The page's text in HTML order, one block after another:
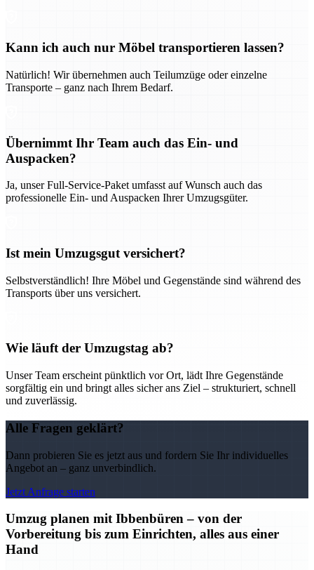
Kann ich auch nur Möbel transportieren lassen?
Natürlich! Wir übernehmen auch Teilumzüge oder einzelne
Transporte – ganz nach Ihrem Bedarf.
Übernimmt Ihr Team auch das Ein- und
Auspacken?
Ja, unser Full-Service-Paket umfasst auf Wunsch auch das
professionelle Ein- und Auspacken Ihrer Umzugsgüter.
Ist mein Umzugsgut versichert?
Selbstverständlich! Ihre Möbel und Gegenstände sind während des
Transports über uns versichert.
Wie läuft der Umzugstag ab?
Unser Team erscheint pünktlich vor Ort, lädt Ihre Gegenstände
sorgfältig ein und bringt alles sicher ans Ziel – strukturiert, schnell
und zuverlässig.
Alle Fragen geklärt?
Dann probieren Sie es jetzt aus und fordern Sie Ihr individuelles
Angebot an – ganz unverbindlich.
Jetzt Anfrage starten
Umzug planen mit Ibbenbüren – von der
Vorbereitung bis zum Einrichten, alles aus einer
Hand